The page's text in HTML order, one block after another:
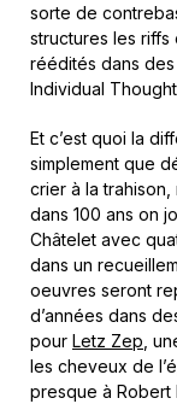
sorte de
structures les riffs
réédités dans
Individual
Et c’est quoi la
simplement que
crier à la trahison,
dans 100 ans on
Châtelet avec
dans un
oeuvres seront
d’années dans
pour Letz Zep ,
les cheveux de
presque à Robert